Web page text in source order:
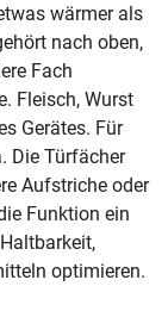
wärmer als
nach oben,
Fach
Fleisch, Wurst
Gerätes. Für
Die Türfächer
Aufstriche oder
Funktion ein
optimieren.